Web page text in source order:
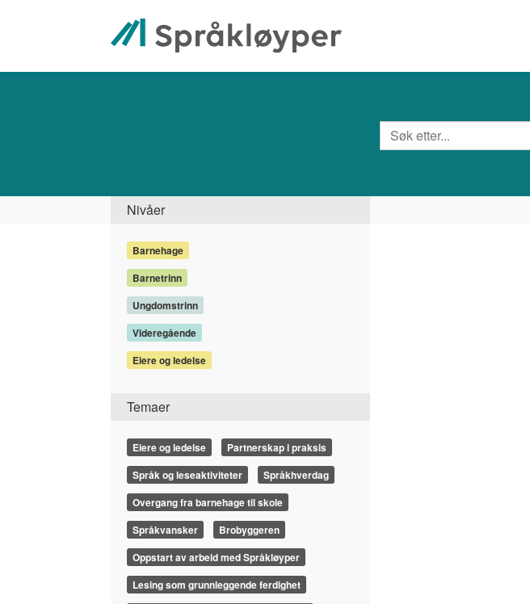
Søk
Nivåer
Barnehage
Barnetrinn
Ungdomstrinn
Videregående
Eiere og ledelse
Temaer
Eiere og ledelse
Partnerskap i praksis
Språk og leseaktiviteter
Språkhverdag
Overgang fra barnehage til skole
Språkvansker
Brobyggeren
Oppstart av arbeid med Språkløyper
Lesing som grunnleggende ferdighet